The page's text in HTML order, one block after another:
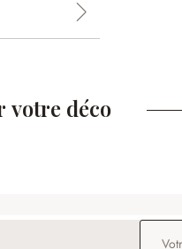
votre déco
Adresse